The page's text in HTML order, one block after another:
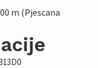
m (Pjescana